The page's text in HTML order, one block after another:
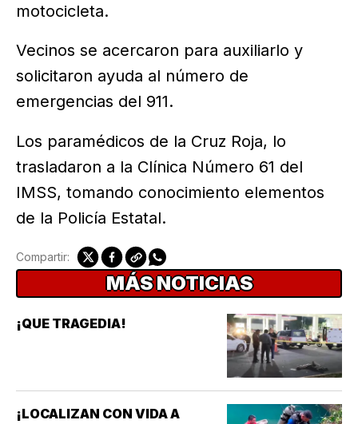
motocicleta.
Vecinos se acercaron para auxiliarlo y
solicitaron ayuda al número de
emergencias del 911.
Los paramédicos de la Cruz Roja, lo
trasladaron a la Clínica Número 61 del
IMSS, tomando conocimiento elementos
de la Policía Estatal.
Compartir:
MÁS NOTICIAS
¡QUE TRAGEDIA!
¡LOCALIZAN CON VIDA A